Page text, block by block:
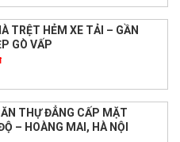
TRỆT HẺM XE TẢI – GẦN
GÒ VẤP
THỰ ĐẲNG CẤP MẶT
– HOÀNG MAI, HÀ NỘI